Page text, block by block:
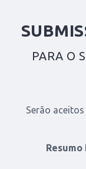
PARA O
Serão
Resumo